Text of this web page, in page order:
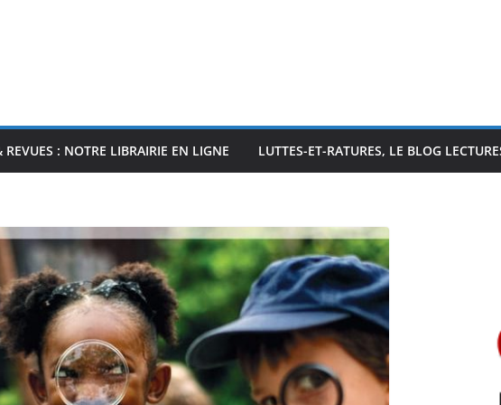
REVUES : NOTRE LIBRAIRIE EN LIGNE LUTTES-ET-RATURES, LE BLOG